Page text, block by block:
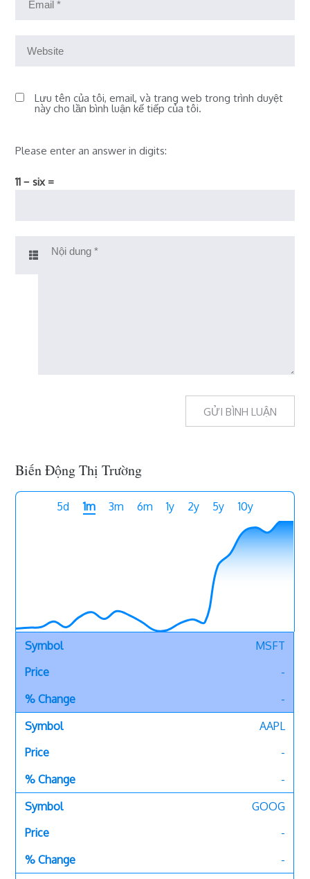
Lưu tên của tôi, email, và trang web trong trình duyệt
này cho lần bình luận kế tiếp của tôi.
Please enter an answer in digits:
11 − six =
Biến Động Thị Trường
5d 1m 3m 6m 1y 2y 5y 10y
MSFT
-
-
AAPL
-
-
GOOG
-
-